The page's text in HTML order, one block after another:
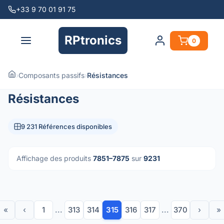
+33 9 70 01 91 75
RPtronics 0
›Composants passifs›Résistances
Résistances
9 231 Références disponibles
Affichage des produits 7851–7875 sur 9231
« ‹ 1 ... 313 314 315 316 317 ... 370 › »